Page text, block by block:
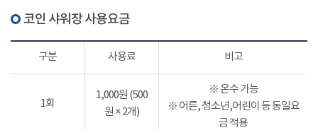
코인 샤워장 사용요금
구분 사용료 비고
1회
1,000원 (500
원 × 2개)
※ 온수 가능
※ 어른, 청소년,어린이 등 동일요
금 적용